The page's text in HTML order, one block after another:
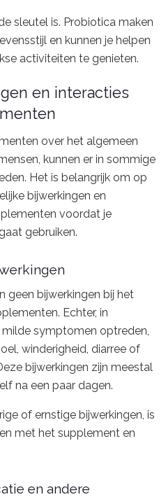
sleutel is. Probiotica maken
en kunnen je helpen
activiteiten te genieten.
en interacties
over het algemeen
kunnen er in sommige
Het is belangrijk om op
bijwerkingen en
voordat je
gebruiken.
geen bijwerkingen bij het
Echter, in
symptomen optreden,
winderigheid, diarree of
bijwerkingen zijn meestal
na een paar dagen.
of ernstige bijwerkingen, is
met het supplement en
en andere